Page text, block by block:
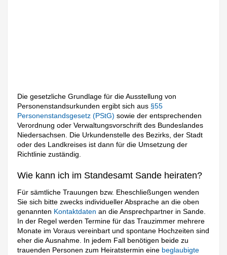
Die gesetzliche Grundlage für die Ausstellung von
Personenstandsurkunden ergibt sich aus §55
Personenstandsgesetz (PStG)sowie der entsprechenden
Verordnung oder Verwaltungsvorschrift des Bundeslandes
Niedersachsen. Die Urkundenstelle des Bezirks, der Stadt
oder des Landkreises ist dann für die Umsetzung der
Richtlinie zuständig.
Wie kann ich im Standesamt Sande heiraten?
Für sämtliche Trauungen bzw. Eheschließungen wenden
Sie sich bitte zwecks individueller Absprache an die oben
genannten Kontaktdaten an die Ansprechpartner in Sande.
In der Regel werden Termine für das Trauzimmer mehrere
Monate im Voraus vereinbart und spontane Hochzeiten sind
eher die Ausnahme. In jedem Fall benötigen beide zu
trauenden Personen zum Heiratstermin eine beglaubigte